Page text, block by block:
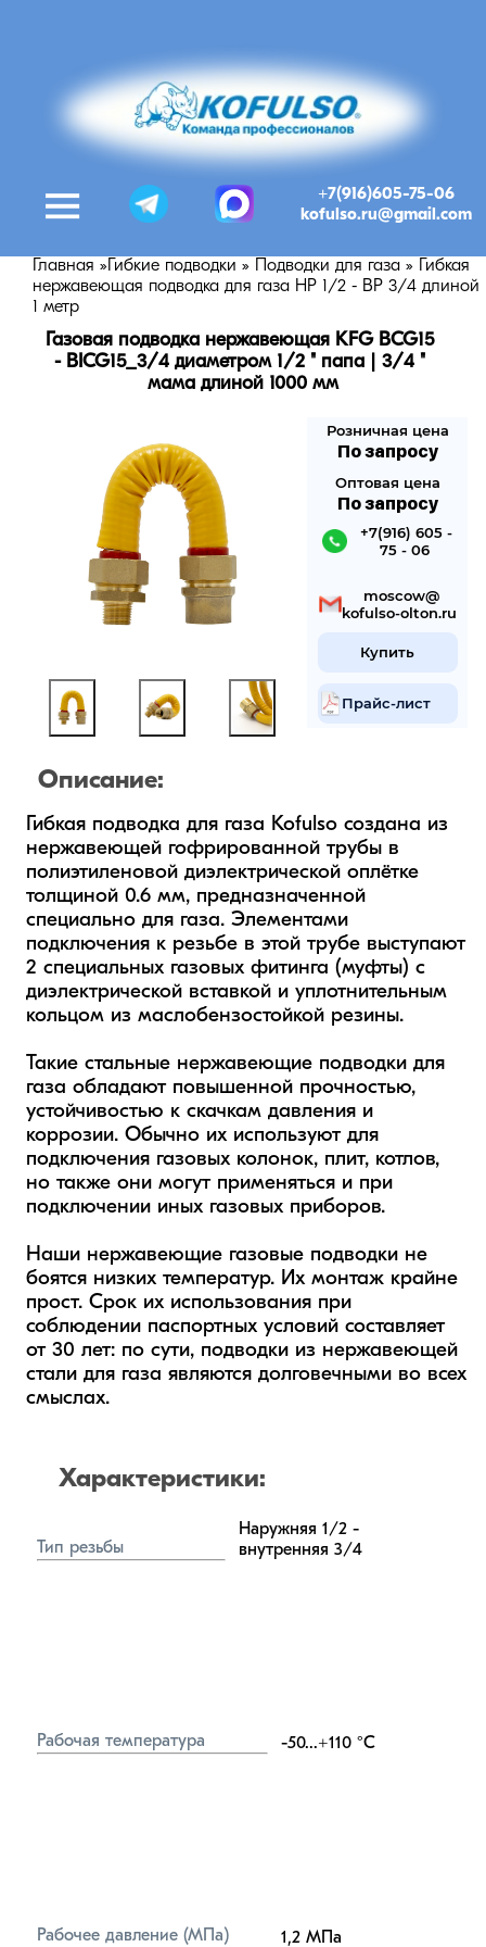
+7(916)605-75-06
kofulso.ru@gmail.com
Главная »Гибкие подводки » Подводки для газа » Гибкая
нержавеющая подводка для газа НР 1/2 - ВР 3/4 длиной
1 метр
Газовая подводка нержавеющая KFG BCG15
- BICG15_3/4 диаметром 1/2 " папа | 3/4 "
мама длиной 1000 мм
Розничная цена
По запросу
Оптовая цена
По запросу
+7(916) 605 -
75 - 06
mosсow@
kofulso-olton.ru
Купить
Прайс-лист
Описание:
Гибкая подводка для газа Kofulso создана из
нержавеющей гофрированной трубы в
полиэтиленовой диэлектрической оплётке
толщиной 0.6 мм, предназначенной
специально для газа. Элементами
подключения к резьбе в этой трубе выступают
2 специальных газовых фитинга (муфты) с
диэлектрической вставкой и уплотнительным
кольцом из маслобензостойкой резины.
Такие стальные нержавеющие подводки для
газа обладают повышенной прочностью,
устойчивостью к скачкам давления и
коррозии. Обычно их используют для
подключения газовых колонок, плит, котлов,
но также они могут применяться и при
подключении иных газовых приборов.
Наши нержавеющие газовые подводки не
боятся низких температур. Их монтаж крайне
прост. Срок их использования при
соблюдении паспортных условий составляет
от 30 лет: по сути, подводки из нержавеющей
стали для газа являются долговечными во всех
смыслах.
Характеристики:
Тип резьбы
Наружняя 1/2 -
внутренняя 3/4
Рабочая температура -50...+110 °C
Рабочее давление (МПа) 1,2 МПа